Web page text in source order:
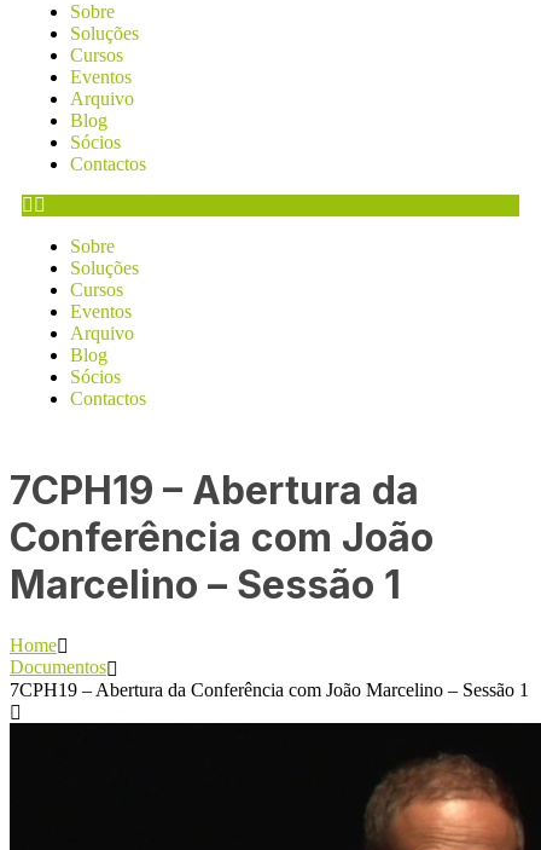
Sobre
Soluções
Cursos
Eventos
Arquivo
Blog
Sócios
Contactos
Sobre
Soluções
Cursos
Eventos
Arquivo
Blog
Sócios
Contactos
7CPH19 – Abertura da
Conferência com João
Marcelino – Sessão 1
Home
Documentos
7CPH19 – Abertura da Conferência com João Marcelino – Sessão 1